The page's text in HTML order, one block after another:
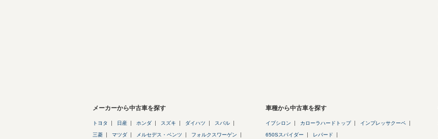
メーカーから中古車を探す
トヨタ 日産 ホンダ スズキ ダイハツ スバル
三菱 マツダ メルセデス・ベンツ フォルクスワーゲン
車種から中古車を探す
イプシロン カローラハードトップ インプレッサクーペ
650Sスパイダー レパード